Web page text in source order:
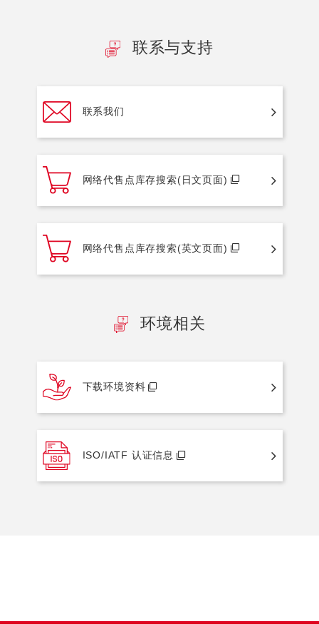
联系与支持
联系我们
网络代售点库存搜索(日文页面)
网络代售点库存搜索(英文页面)
环境相关
下载环境资料
ISO/IATF 认证信息